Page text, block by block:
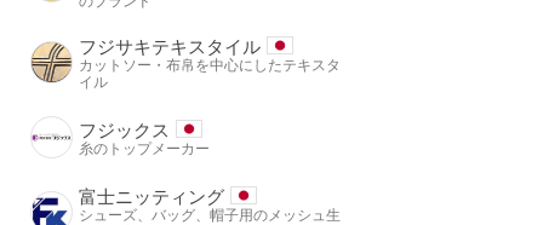
フジサキテキスタイル
カットソー・布帛を中心にしたテキスタ
イル
フジックス
糸のトップメーカー
富士ニッティング
シューズ、バッグ、帽子用のメッシュ生